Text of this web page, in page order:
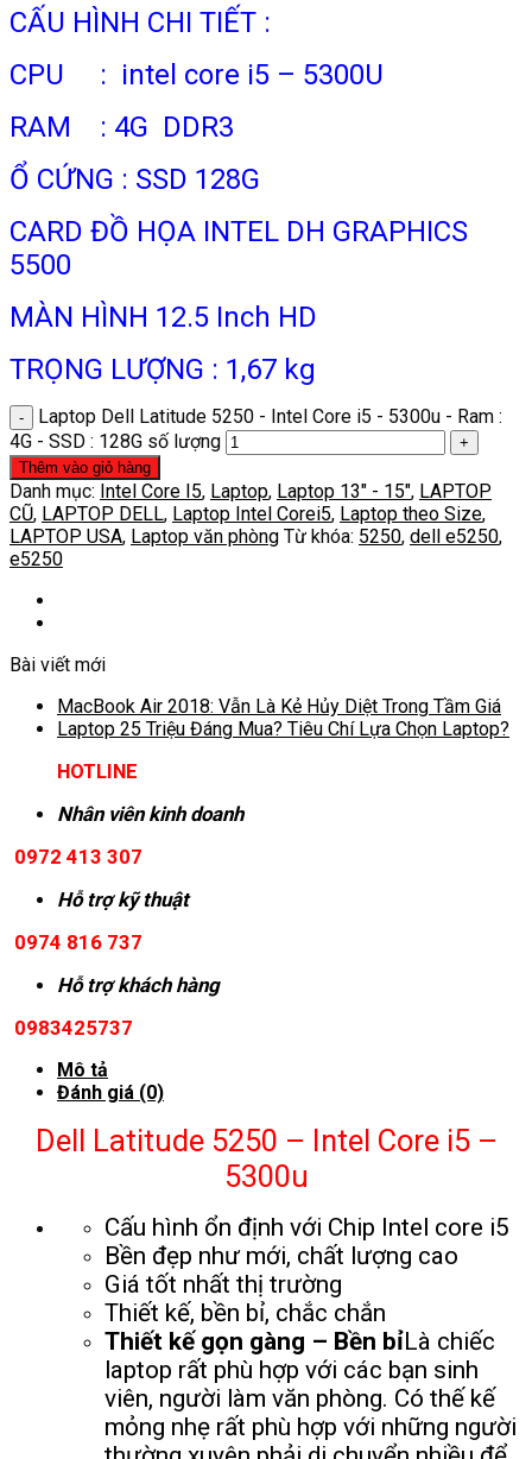
CẤU HÌNH CHI TIẾT :
CPU : intel core i5 – 5300U
RAM : 4G DDR3
Ổ CỨNG : SSD 128G
CARD ĐỒ HỌA INTEL DH GRAPHICS
5500
MÀN HÌNH 12.5 Inch HD
TRỌNG LƯỢNG : 1,67 kg
Laptop Dell Latitude 5250 - Intel Core i5 - 5300u - Ram :
4G - SSD : 128G số lượng
Thêm vào giỏ hàng
Danh mục: Intel Core I5, Laptop, Laptop 13" - 15", LAPTOP
CŨ, LAPTOP DELL, Laptop Intel Corei5, Laptop theo Size,
LAPTOP USA, Laptop văn phòng Từ khóa: 5250, dell e5250,
e5250
Bài viết mới
MacBook Air 2018: Vẫn Là Kẻ Hủy Diệt Trong Tầm Giá
Laptop 25 Triệu Đáng Mua? Tiêu Chí Lựa Chọn Laptop?
HOTLINE
Nhân viên kinh doanh
0972 413 307
Hỗ trợ kỹ thuật
0974 816 737
Hỗ trợ khách hàng
0983425737
Mô tả
Đánh giá (0)
Dell Latitude 5250 – Intel Core i5 –
5300u
Cấu hình ổn định với Chip Intel core i5
Bền đẹp như mới, chất lượng cao
Giá tốt nhất thị trường
Thiết kế, bền bỉ, chắc chắn
Thiết kế gọn gàng – Bền bỉLà chiếc
laptop rất phù hợp với các bạn sinh
viên, người làm văn phòng. Có thế kế
mỏng nhẹ rất phù hợp với những người